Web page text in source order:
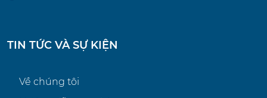
TIN TỨC VÀ SỰ KIỆN
Về chúng tôi